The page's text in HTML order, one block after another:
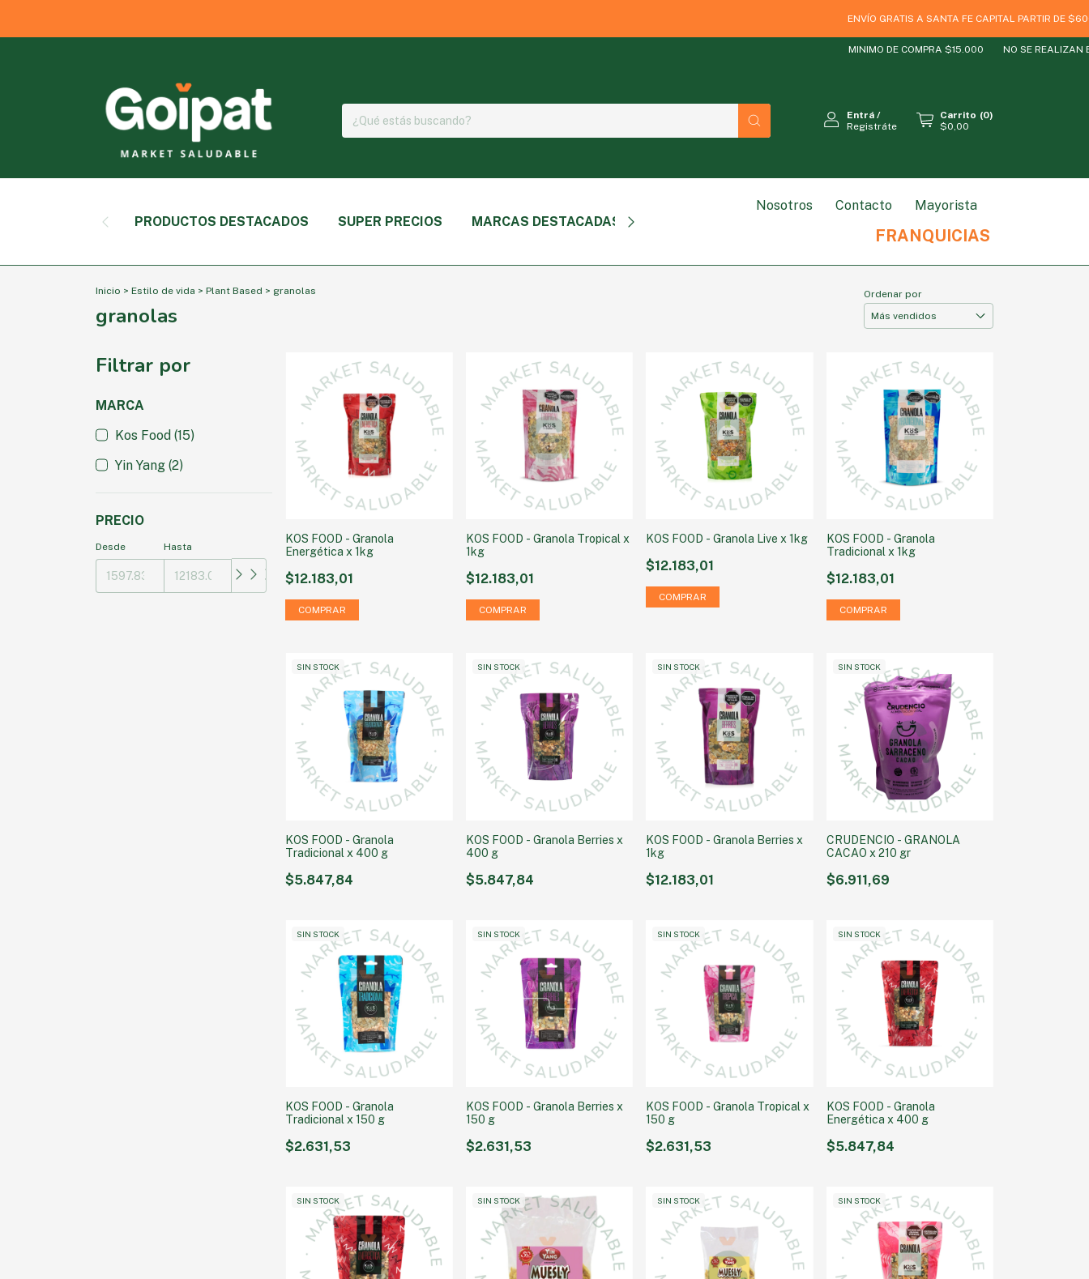
ENVÍO GRATIS A SANTA FE CAPITAL PARTIR DE $60000
MINIMO DE COMPRA $15.000 NO SE REALIZAN
Entrá/
Registráte
Carrito (0)
$0,00
PRODUCTOS DESTACADOS SUPER PRECIOS MARCAS DESTACADAS
Nosotros Contacto Mayorista
FRANQUICIAS
Inicio > Estilo de vida > Plant Based > granolas
granolas
Ordenar por
Filtrar por
MARCA
Kos Food (15)
Yin Yang (2)
PRECIO
Desde Hasta
KOS FOOD - Granola
Energética x 1kg
$12.183,01
KOS FOOD - Granola Tropical x
1kg
$12.183,01
KOS FOOD - Granola Live x 1kg
$12.183,01
KOS FOOD - Granola
Tradicional x 1kg
$12.183,01
SIN STOCK
KOS FOOD - Granola
Tradicional x 400 g
$5.847,84
SIN STOCK
KOS FOOD - Granola Berries x
400 g
$5.847,84
SIN STOCK
KOS FOOD - Granola Berries x
1kg
$12.183,01
SIN STOCK
CRUDENCIO - GRANOLA
CACAO x 210 gr
$6.911,69
SIN STOCK
KOS FOOD - Granola
Tradicional x 150 g
$2.631,53
SIN STOCK
KOS FOOD - Granola Berries x
150 g
$2.631,53
SIN STOCK
KOS FOOD - Granola Tropical x
150 g
$2.631,53
SIN STOCK
KOS FOOD - Granola
Energética x 400 g
$5.847,84
SIN STOCK SIN STOCK SIN STOCK SIN STOCK